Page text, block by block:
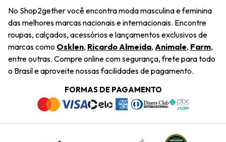
Saiu na Mídia
Sustentabilidade
Navegando
Termos e Condições
Trabalhe Conosco
Regulamento e Promoções
Wishlist
Troca Fácil
Restituição de Pagamento
Dúvidas Frequentes
Termos e Condições
Política de Privacidade
No Shop2gether você encontra moda masculina e feminina
das melhores marcas nacionais e internacionais. Encontre
roupas, calçados, acessórios e lançamentos exclusivos de
marcas como Osklen, Ricardo Almeida, Animale, Farm,
entre outras. Compre online com segurança, frete para todo
o Brasil e aproveite nossas facilidades de pagamento.
FORMAS DE PAGAMENTO